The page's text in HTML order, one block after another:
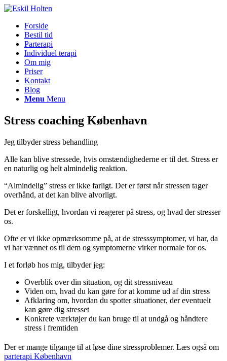
Forside
Bestil tid
Parterapi
Individuel terapi
Om mig
Priser
Kontakt
Blog
Menu Menu
Stress coaching København
Jeg tilbyder stress behandling
Alle kan blive stressede, hvis omstændighederne er til det. Stress er
en naturlig og helt almindelig reaktion.
“Almindelig” stress er ikke farligt. Det er først når stressen tager
overhånd, at det kan blive alvorligt.
Det er forskelligt, hvordan vi reagerer på stress, og hvad der stresser
os.
Ofte er vi ikke opmærksomme på, at de stresssymptomer, vi har, da
vi har vænnet os til dem og symptomerne virker normale for os.
I et forløb hos mig, tilbyder jeg:
Overblik over din situation, og dit stressniveau
Viden om, hvad du kan gøre for at komme ud af din stress
Afklaring om, hvordan du spotter situationer, der eventuelt
kan gøre dig stresset
Konkrete værktøjer du kan bruge til at undgå og håndtere
stress i fremtiden
Der er mange tilgange til at løse dine stressproblemer. Læs også om
parterapi København